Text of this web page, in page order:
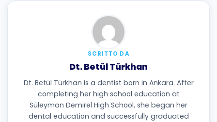
SCRITTO DA
Dt. Betül Türkhan
Dt. Betül Türkhan is a dentist born in Ankara. After
completing her high school education at
Süleyman Demirel High School, she began her
dental education and successfully graduated